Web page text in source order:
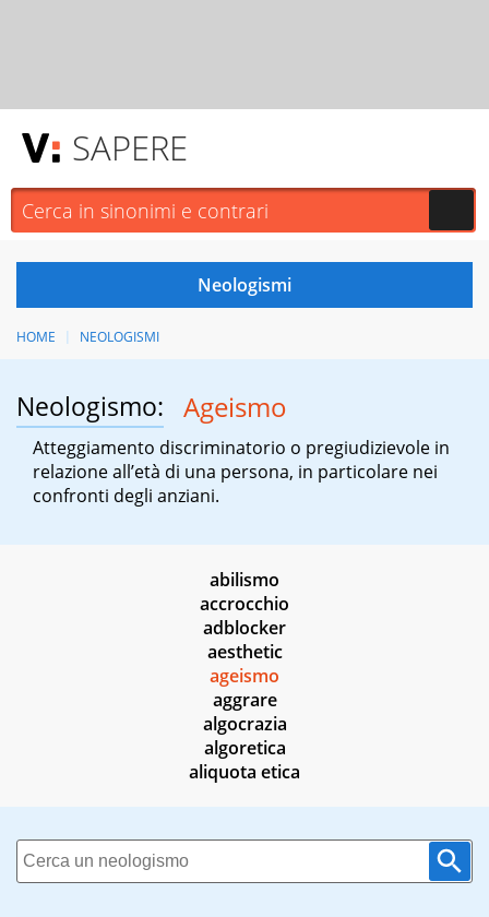
SAPERE
HOME NEOLOGISMI
Neologismo: Ageismo
Atteggiamento discriminatorio o pregiudizievole in
relazione all’età di una persona, in particolare nei
confronti degli anziani.
abilismo
accrocchio
adblocker
aesthetic
ageismo
aggrare
algocrazia
algoretica
aliquota etica